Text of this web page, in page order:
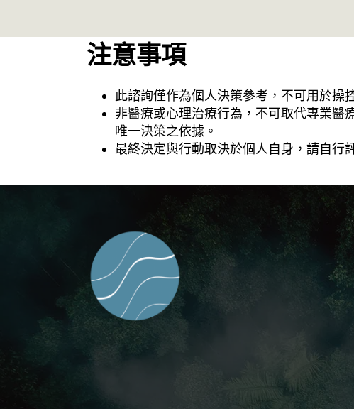
注意事項
此諮詢僅作為個人決策參考，不可用於操
非醫療或心理治療行為，不可取代專業醫
唯一決策之依據。
最終決定與行動取決於個人自身，請自行